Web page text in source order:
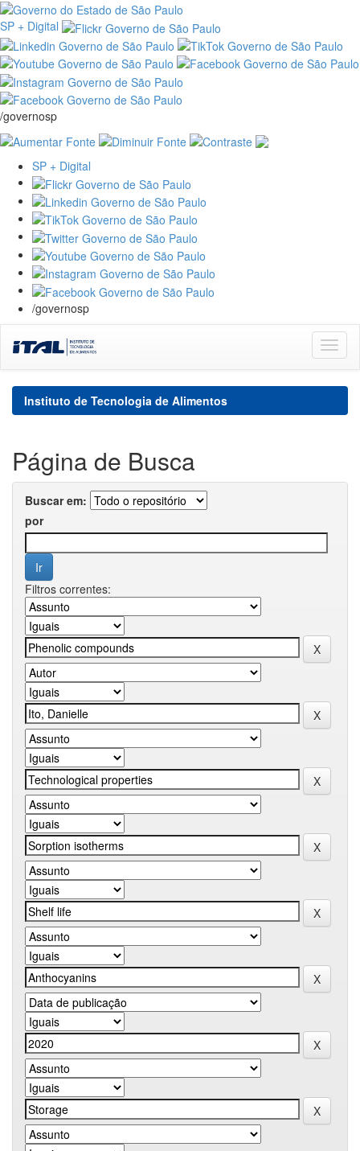
SP + Digital
/governosp
SP + Digital
/governosp
navigation
Instituto de Tecnologia de Alimentos
Página de Busca
Buscar em:
por
Filtros correntes: